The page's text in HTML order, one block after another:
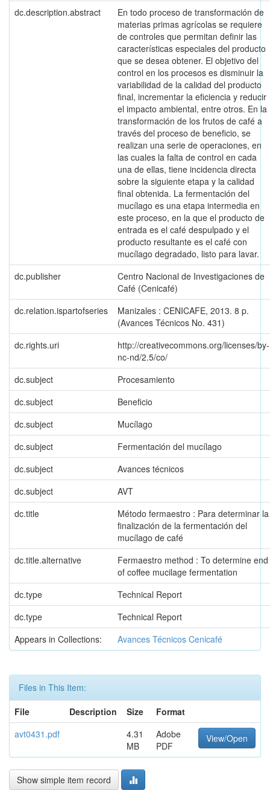
dc.description.abstract
En todo proceso de transformación de
materias primas agrícolas se requiere
de controles que permitan definir las
características especiales del producto
que se desea obtener. El objetivo del
control en los procesos es disminuir la
variabilidad de la calidad del producto
final, incrementar la eficiencia y reducir
el impacto ambiental, entre otros. En la
transformación de los frutos de café a
través del proceso de beneficio, se
realizan una serie de operaciones, en
las cuales la falta de control en cada
una de ellas, tiene incidencia directa
sobre la siguiente etapa y la calidad
final obtenida. La fermentación del
mucílago es una etapa intermedia en
este proceso, en la que el producto de
entrada es el café despulpado y el
producto resultante es el café con
mucílago degradado, listo para lavar.
dc.publisher
Centro Nacional de Investigaciones de
Café (Cenicafé)
dc.relation.ispartofseries
Manizales : CENICAFE, 2013. 8 p.
(Avances Técnicos No. 431)
dc.rights.uri
http://creativecommons.org/licenses/by-
nc-nd/2.5/co/
dc.subject
Procesamiento
dc.subject
Beneficio
dc.subject
Mucílago
dc.subject
Fermentación del mucílago
dc.subject
Avances técnicos
dc.subject
AVT
dc.title
Método fermaestro : Para determinar la
finalización de la fermentación del
mucílago de café
dc.title.alternative
Fermaestro method : To determine end
of coffee mucilage fermentation
dc.type
Technical Report
dc.type
Technical Report
Appears in Collections:
Avances Técnicos Cenicafé
Files in This Item:
File
Description Size
Format
avt0431.pdf
4.31
MB
Adobe
PDF
View/Open
Show simple item record